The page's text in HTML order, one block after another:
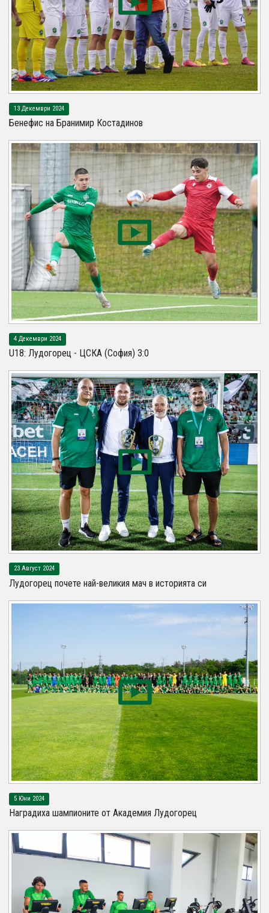
13 Декември 2024
Бенефис на Бранимир Костадинов
4 Декември 2024
U18: Лудогорец - ЦСКА (София) 3:0
23 Август 2024
Лудогорец почете най-великия мач в историята си
5 Юни 2024
Наградиха шампионите от Академия Лудогорец